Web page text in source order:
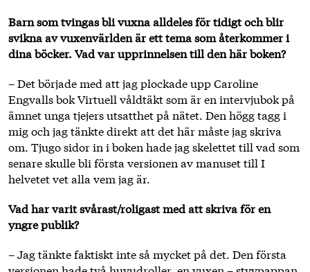
Barn som tvingas bli vuxna alldeles för tidigt och blir
svikna av vuxenvärlden är ett tema som återkommer i
dina böcker. Vad var upprinnelsen till den här boken?
– Det började med att jag plockade upp Caroline
Engvalls bok Virtuell våldtäkt som är en intervjubok på
ämnet unga tjejers utsatthet på nätet. Den högg tagg i
mig och jag tänkte direkt att det här måste jag skriva
om. Tjugo sidor in i boken hade jag skelettet till vad som
senare skulle bli första versionen av manuset till I
helvetet vet alla vem jag är.
Vad har varit svårast/roligast med att skriva för en
yngre publik?
– Jag tänkte faktiskt inte så mycket på det. Den första